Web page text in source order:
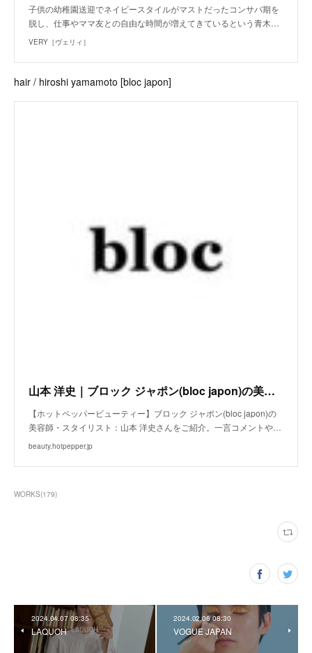
子供の幼稚園送迎でネイビースタイルがマストだったコンサバ期を
脱し、仕事やママ友との自由な時間が増えてきているという青木…
VERY［ヴェリィ］
hair / hiroshi yamamoto [bloc japon]
山本 洋史｜ブロック ジャポン(bloc japon)の美容師・スタイリスト｜ホットペッパービューティー
【ホットペッパービューティー】ブロック ジャポン(bloc japon)の
美容師・スタイリスト：山本 洋史さんをご紹介。一言コメントや…
beauty.hotpepper.jp
WORKS(179)
2024.04.07 08:35
LAQUOH
2024.02.06 08:30
VOGUE JAPAN